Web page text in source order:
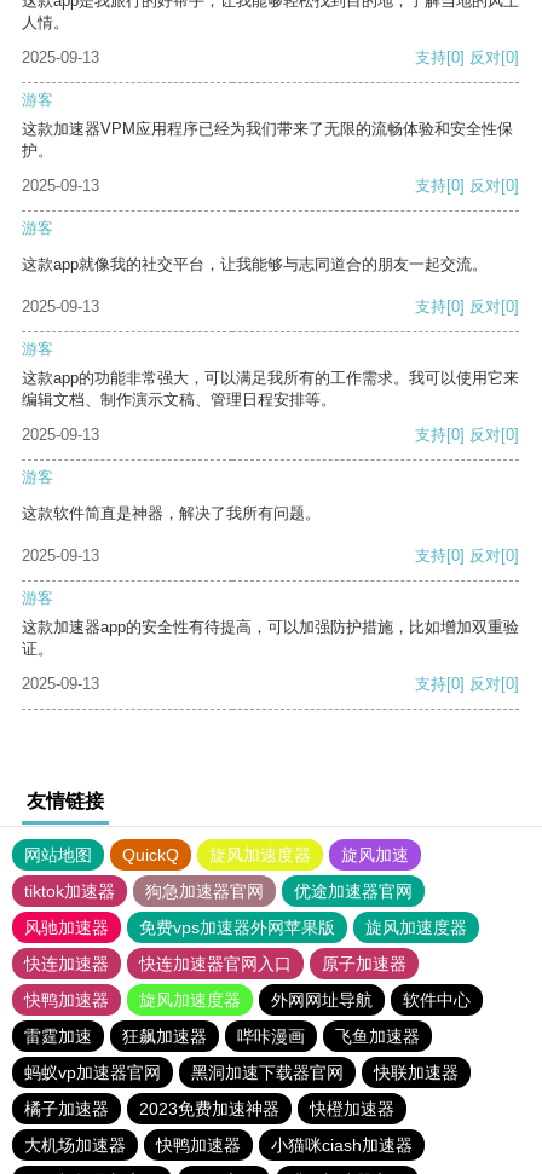
人情。
2025-09-13
支持[0] 反对[0]
游客
这款加速器VPM应用程序已经为我们带来了无限的流畅体验和安全性保
护。
2025-09-13
支持[0] 反对[0]
游客
这款app就像我的社交平台，让我能够与志同道合的朋友一起交流。
2025-09-13 支持[0] 反对[0]
游客
这款app的功能非常强大，可以满足我所有的工作需求。我可以使用它来
编辑文档、制作演示文稿、管理日程安排等。
2025-09-13
支持[0] 反对[0]
游客
这款软件简直是神器，解决了我所有问题。
2025-09-13 支持[0] 反对[0]
游客
这款加速器app的安全性有待提高，可以加强防护措施，比如增加双重验
证。
2025-09-13
支持[0] 反对[0]
友情链接
网站地图 QuickQ 旋风加速度器
旋风加速
tiktok加速器
狗急加速器官网
优途加速器官网
风驰加速器
免费vps加速器外网苹果版
旋风加速度器
快连加速器
快连加速器官网入口
原子加速器
快鸭加速器
旋风加速度器 外网网址导航
软件中心
雷霆加速
狂飙加速器 哔咔漫画
飞鱼加速器
蚂蚁vp加速器官网
黑洞加速下载器官网
快联加速器
橘子加速器
2023免费加速神器
快橙加速器
大机场加速器
快鸭加速器
小猫咪ciash加速器